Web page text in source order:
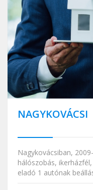
NAGYKOVÁCSI
Nagykovácsiban,
hálószobás,
eladó 1 autónak